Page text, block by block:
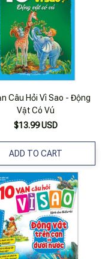
Câu Hỏi Vì Sao - Động
Vật Có Vú
$13.99 USD
ADD TO CART